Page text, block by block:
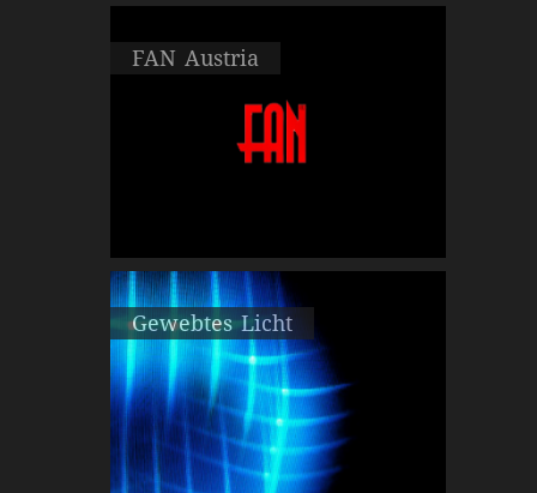
FAN Austria
Gewebtes Licht